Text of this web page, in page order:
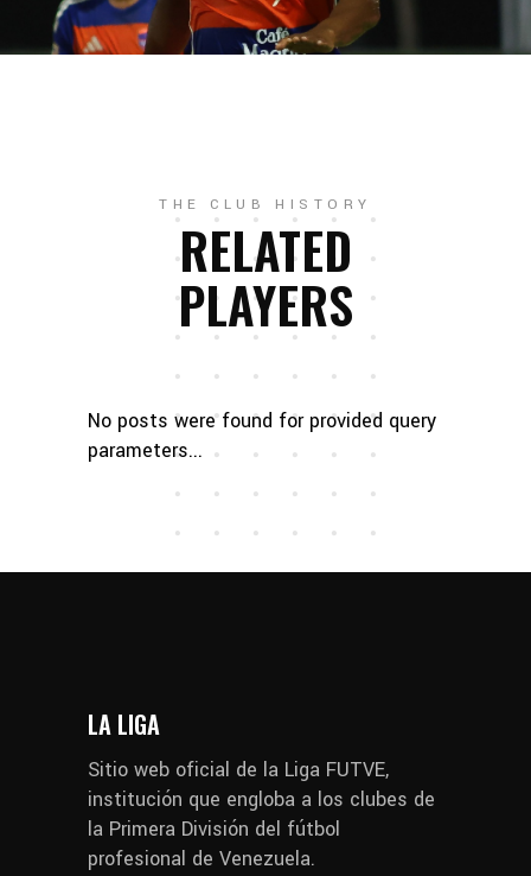
THE CLUB HISTORY
RELATED
PLAYERS
No posts were found for provided query
parameters...
LA LIGA
Sitio web oficial de la Liga FUTVE,
institución que engloba a los clubes de
la Primera División del fútbol
profesional de Venezuela.